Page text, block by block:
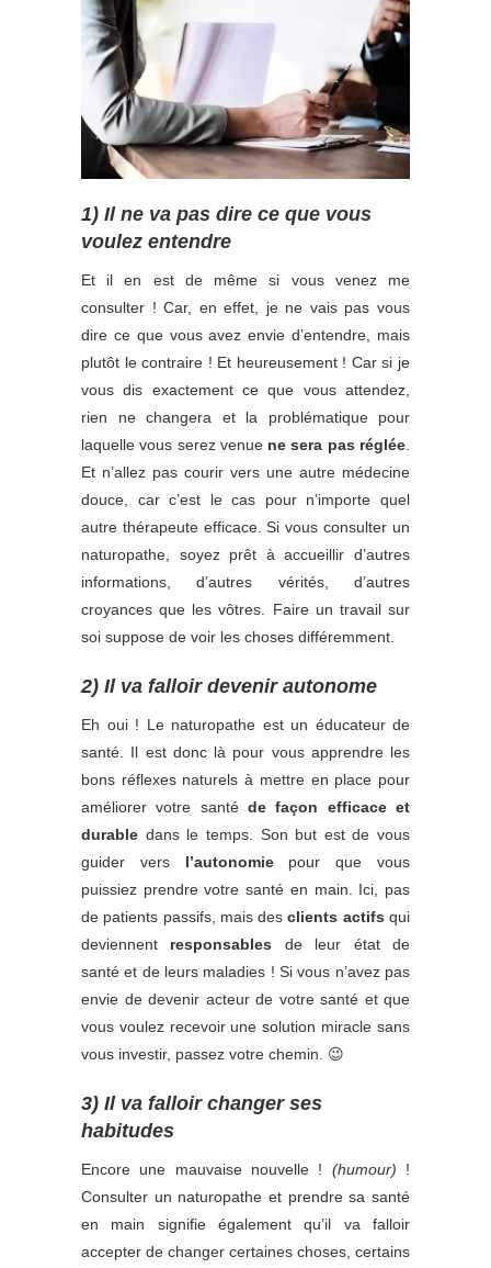
1) Il ne va pas dire ce que vous
voulez entendre
Et il en est de même si vous venez me
consulter ! Car, en effet, je ne vais pas vous
dire ce que vous avez envie d’entendre, mais
plutôt le contraire ! Et heureusement ! Car si je
vous dis exactement ce que vous attendez,
rien ne changera et la problématique pour
laquelle vous serez venue ne sera pas réglée.
Et n’allez pas courir vers une autre médecine
douce, car c’est le cas pour n’importe quel
autre thérapeute efficace. Si vous consulter un
naturopathe, soyez prêt à accueillir d’autres
informations, d’autres vérités, d’autres
croyances que les vôtres. Faire un travail sur
soi suppose de voir les choses différemment.
2) Il va falloir devenir autonome
Eh oui ! Le naturopathe est un éducateur de
santé. Il est donc là pour vous apprendre les
bons réflexes naturels à mettre en place pour
améliorer votre santé de façon efficace et
durable dans le temps. Son but est de vous
guider vers l’autonomiepour que vous
puissiez prendre votre santé en main. Ici, pas
de patients passifs, mais desclients actifs qui
deviennent responsables de leur état de
santé et de leurs maladies ! Si vous n’avez pas
envie de devenir acteur de votre santé et que
vous voulez recevoir une solution miracle sans
vous investir, passez votre chemin. 😉
3) Il va falloir changer ses
habitudes
Encore une mauvaise nouvelle ! (humour) !
Consulter un naturopathe et prendre sa santé
en main signifie également qu’il va falloir
accepter de changer certaines choses, certains